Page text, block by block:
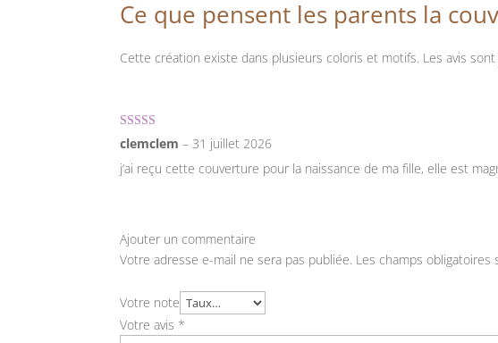
Ce que pensent les parents la
Cette création existe dans plusieurs coloris et motifs. Les avis
Note5sur 5
clemclem– 31 juillet 2026
j’ai reçu cette couverture pour la naissance de ma fille, elle est
Ajouter un commentaire
Votre adresse e-mail ne sera pas publiée. Les champs obligatoires
Votre note
Votre avis *